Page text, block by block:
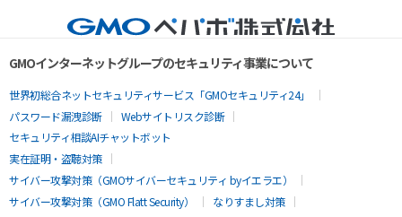
GMOインターネットグループのセキュリティ事業について
世界初総合ネットセキュリティサービス「GMOセキュリティ24」
パスワード漏洩診断
Webサイトリスク診断
セキュリティ相談AIチャットボット
実在証明・盗聴対策
サイバー攻撃対策（GMOサイバーセキュリティ byイエラエ）
サイバー攻撃対策（GMO Flatt Security）
なりすまし対策